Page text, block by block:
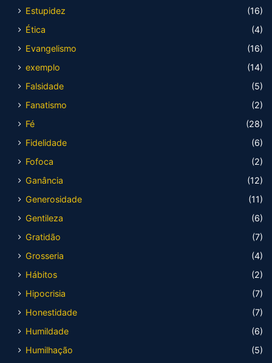
Estupidez
(16)
Ética
(4)
Evangelismo
(16)
exemplo
(14)
Falsidade
(5)
Fanatismo
(2)
Fé
(28)
Fidelidade
(6)
Fofoca
(2)
Ganância
(12)
Generosidade
(11)
Gentileza
(6)
Gratidão
(7)
Grosseria
(4)
Hábitos
(2)
Hipocrisia
(7)
Honestidade
(7)
Humildade
(6)
Humilhação
(5)